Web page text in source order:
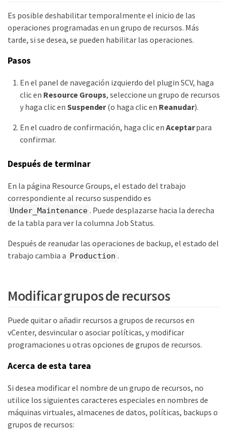
Es posible deshabilitar temporalmente el inicio de las
operaciones programadas en un grupo de recursos. Más
tarde, si se desea, se pueden habilitar las operaciones.
Pasos
En el panel de navegación izquierdo del plugin SCV, haga
clic en Resource Groups, seleccione un grupo de recursos
y haga clic en Suspender(o haga clic en Reanudar).
En el cuadro de confirmación, haga clic en Aceptarpara
confirmar.
Después de terminar
En la página Resource Groups, el estado del trabajo
correspondiente al recurso suspendido es
Under_Maintenance . Puede desplazarse hacia la derecha
de la tabla para ver la columna Job Status.
Después de reanudar las operaciones de backup, el estado del
trabajo cambia a Production .
Modificar grupos de recursos
Puede quitar o añadir recursos a grupos de recursos en
vCenter, desvincular o asociar políticas, y modificar
programaciones u otras opciones de grupos de recursos.
Acerca de esta tarea
Si desea modificar el nombre de un grupo de recursos, no
utilice los siguientes caracteres especiales en nombres de
máquinas virtuales, almacenes de datos, políticas, backups o
grupos de recursos: